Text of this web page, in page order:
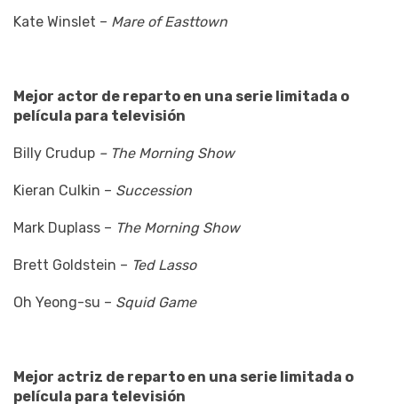
Kate Winslet – Mare of Easttown
Mejor actor de reparto en una serie limitada o
película para televisión
Billy Crudup – The Morning Show
Kieran Culkin – Succession
Mark Duplass – The Morning Show
Brett Goldstein – Ted Lasso
Oh Yeong-su – Squid Game
Mejor actriz de reparto en una serie limitada o
película para televisión